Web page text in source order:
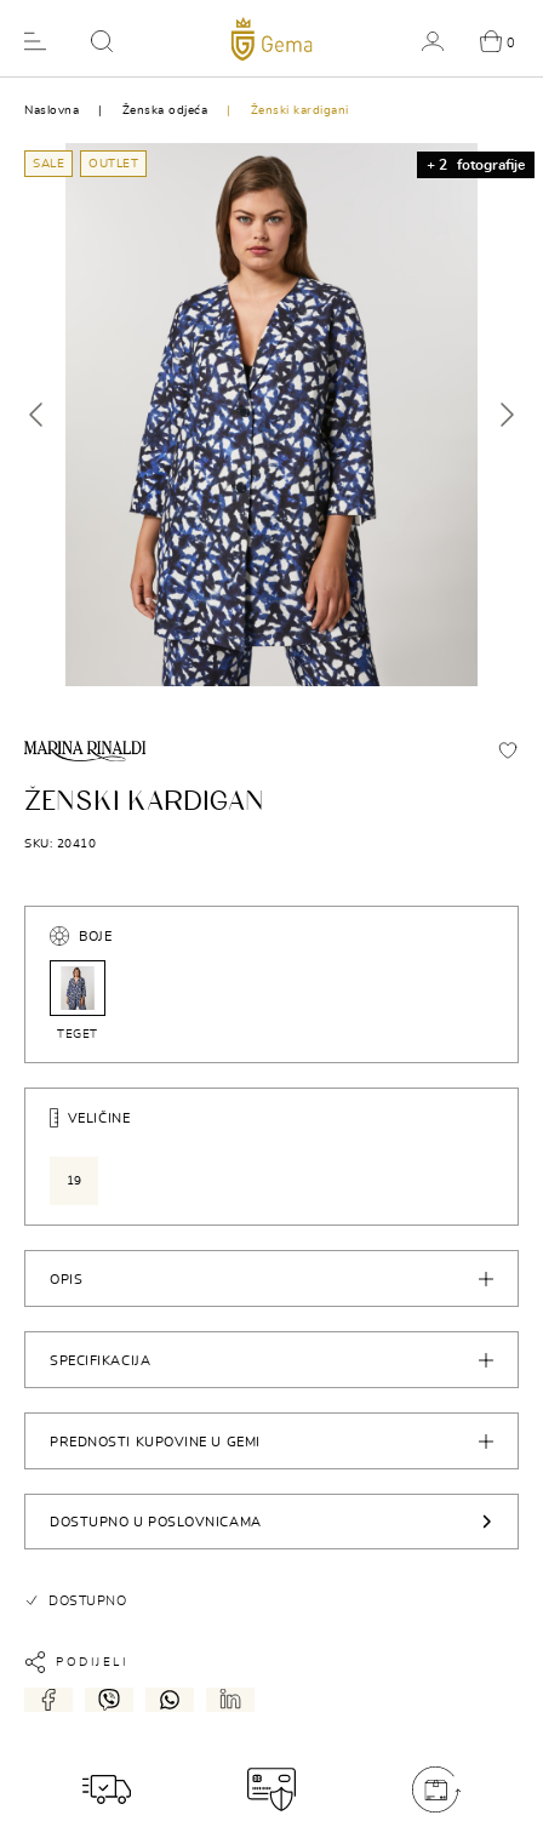
0
Naslovna Ženska odjeća Ženski kardigani
+ 2 fotografije
SALE OUTLET
MARINA RINALDI
ŽENSKI KARDIGAN
SKU: 20410
BOJE
TEGET
VELIČINE
19
OPIS
SPECIFIKACIJA
PREDNOSTI KUPOVINE U GEMI
DOSTUPNO U POSLOVNICAMA
DOSTUPNO
PODIJELI